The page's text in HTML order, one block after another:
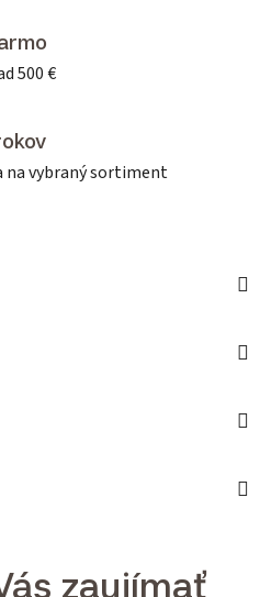
500 €
na vybraný sortiment
zaujímať